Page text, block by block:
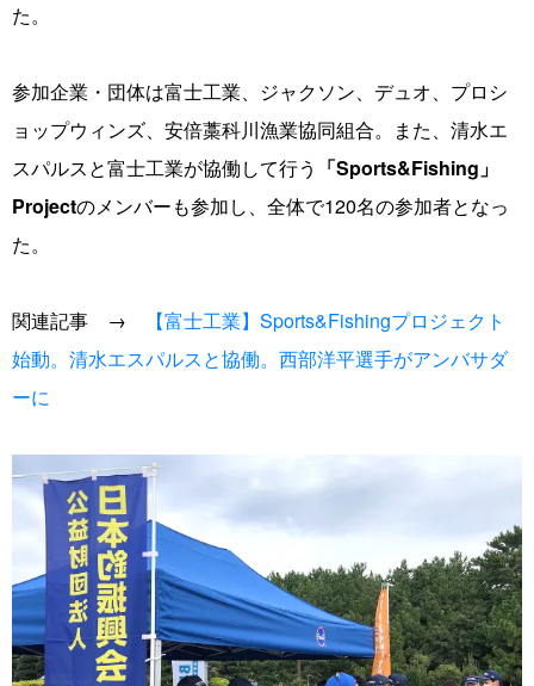
た。
参加企業・団体は富士工業、ジャクソン、デュオ、プロシ
ョップウィンズ、安倍藁科川漁業協同組合。また、清水エ
スパルスと富士工業が協働して行う 「Sports&Fishing」
Projectのメンバーも参加し、全体で120名の参加者となっ
た。
関連記事 →
【富士工業】Sports&Fishingプロジェクト
始動。清水エスパルスと協働。西部洋平選手がアンバサダ
ーに